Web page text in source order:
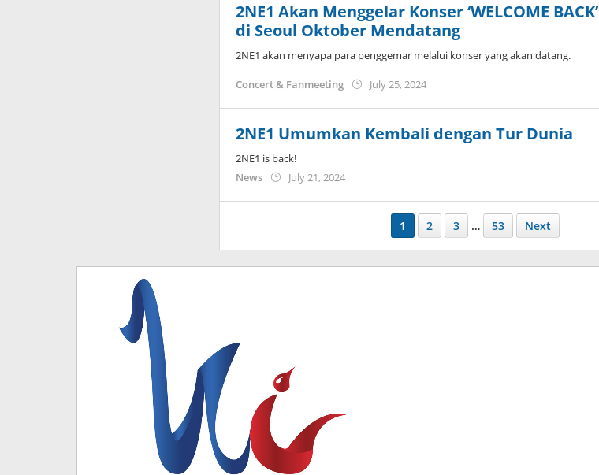
2NE1 Akan Menggelar Konser ‘WELCOME BACK’
di Seoul Oktober Mendatang
2NE1 akan menyapa para penggemar melalui konser yang akan datang.
Concert & Fanmeeting July 25, 2024by
2NE1 Umumkan Kembali dengan Tur Dunia
2NE1 is back!
News
July 21, 2024by
1 2 3 … 53 Next